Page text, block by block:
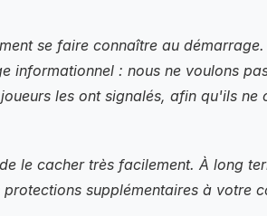
se faire connaître au démarrage.
informationnel : nous ne voulons
les ont signalés, afin qu'ils ne
le cacher très facilement. À long
supplémentaires à votre